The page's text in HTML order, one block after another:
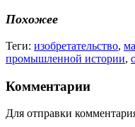
Похожее
Теги: изобретательство,
промышленной истории,
Комментарии
Для отправки